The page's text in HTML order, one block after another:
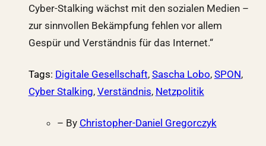
Cyber-Stalking wächst mit den sozialen Medien –
zur sinnvollen Bekämpfung fehlen vor allem
Gespür und Verständnis für das Internet.“
Tags: Digitale Gesellschaft, Sascha Lobo, SPON,
Cyber Stalking, Verständnis, Netzpolitik
– By Christopher-Daniel Gregorczyk